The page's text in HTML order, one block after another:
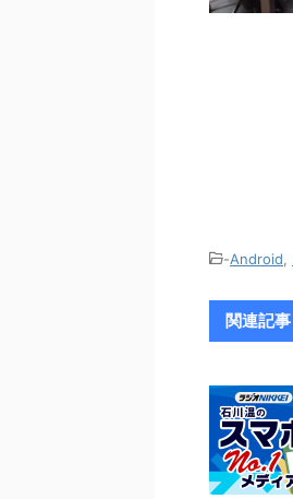
-Android
関連記事